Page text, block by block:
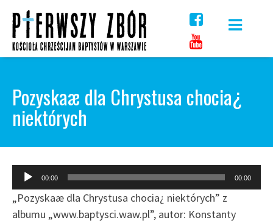
content
Pozyskaæ dla Chrystusa chocia¿
niektórych
Odtwarzacz
plików
dźwiękowych
00:00 00:00
„Pozyskaæ dla Chrystusa chocia¿ niektórych” z
albumu „www.baptysci.waw.pl”, autor: Konstanty